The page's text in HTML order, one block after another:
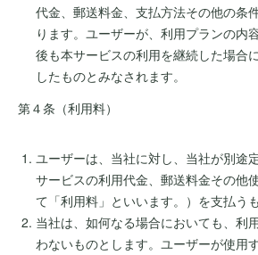
代金、郵送料金、支払方法その他の条
ります。ユーザーが、利用プランの内
後も本サービスの利用を継続した場合
したものとみなされます。
第４条（利用料）
ユーザーは、当社に対し、当社が別途
サービスの利用代金、郵送料金その他
て「利用料」といいます。）を支払う
当社は、如何なる場合においても、利
わないものとします。ユーザーが使用